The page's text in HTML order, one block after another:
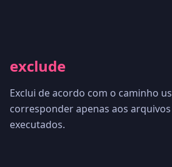
exclude
Exclui de acordo com o caminho
corresponder apenas aos
executados.